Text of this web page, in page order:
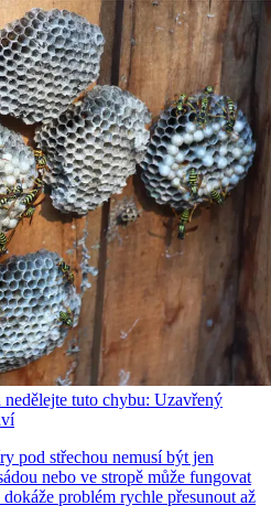
tuto chybu: Uzavřený
pod střechou nemusí být jen
nebo ve stropě může fungovat
problém rychle přesunout až